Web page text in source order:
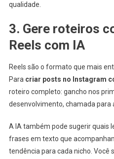
qualidade.
3. Gere roteiros
Reels com IA
Reels são o formato que mais
Para criar posts no Instagram
roteiro completo: gancho nos
desenvolvimento, chamada para
A IA também pode sugerir quais
frases em texto que
tendência para cada nicho. Você